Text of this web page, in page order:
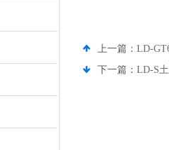
上一篇： LD-
下一篇： LD-S